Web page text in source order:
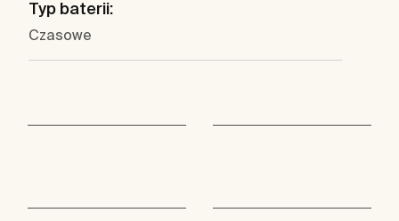
Typ baterii:
Czasowe